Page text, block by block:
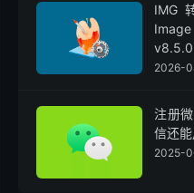
IMG
2026-
注册
信还能
2025-